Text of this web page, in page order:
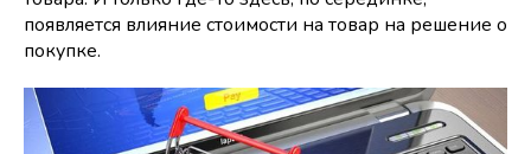
появляется влияние стоимости на товар на решение о
покупке.